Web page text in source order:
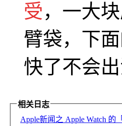
受，一大
臂袋，下
快了不会出
相关日志
Apple新闻之 Apple Watch